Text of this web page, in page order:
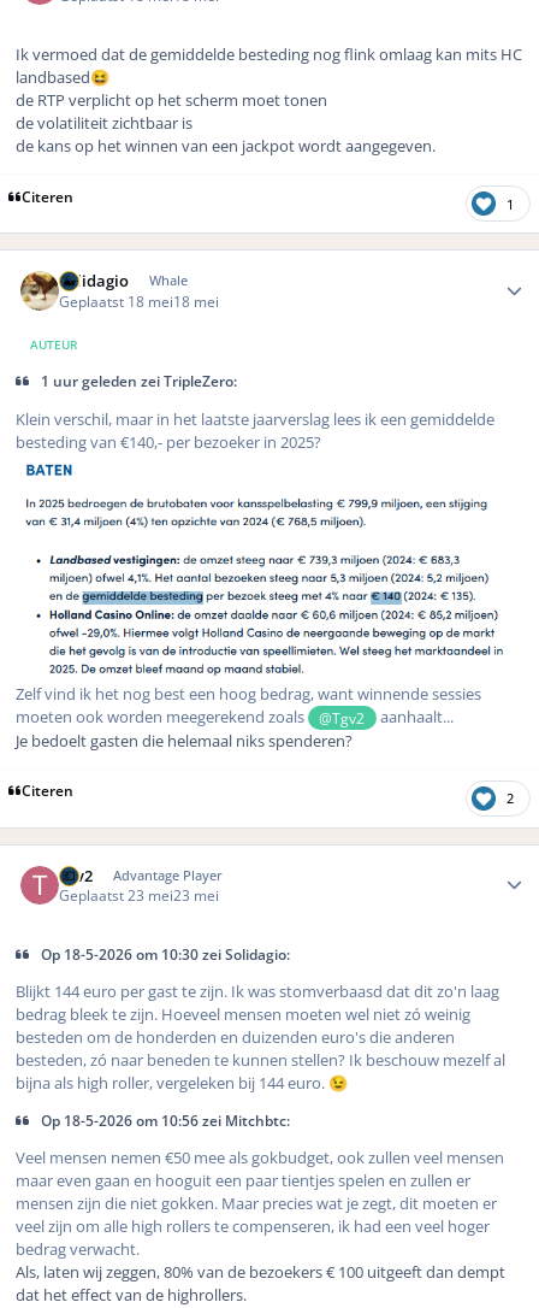
Ik vermoed dat de gemiddelde besteding nog flink omlaag kan mits HC
landbased😆
de RTP verplicht op het scherm moet tonen
de volatiliteit zichtbaar is
de kans op het winnen van een jackpot wordt aangegeven.
Citeren 1
Solidagio Whale
Geplaatst 18 mei18 mei
AUTEUR
1 uur geleden zei TripleZero:
Klein verschil, maar in het laatste jaarverslag lees ik een gemiddelde
besteding van €140,- per bezoeker in 2025?
Zelf vind ik het nog best een hoog bedrag, want winnende sessies
moeten ook worden meegerekend zoals
@Tgv2
aanhaalt...
Je bedoelt gasten die helemaal niks spenderen?
Citeren 2
Tgv2 Advantage Player
Geplaatst 23 mei23 mei
Op 18-5-2026 om 10:30 zei Solidagio:
Blijkt 144 euro per gast te zijn. Ik was stomverbaasd dat dit zo'n laag
bedrag bleek te zijn. Hoeveel mensen moeten wel niet zó weinig
besteden om de honderden en duizenden euro's die anderen
besteden, zó naar beneden te kunnen stellen? Ik beschouw mezelf al
bijna als high roller, vergeleken bij 144 euro. 😉
Op 18-5-2026 om 10:56 zei Mitchbtc:
Veel mensen nemen €50 mee als gokbudget, ook zullen veel mensen
maar even gaan en hooguit een paar tientjes spelen en zullen er
mensen zijn die niet gokken. Maar precies wat je zegt, dit moeten er
veel zijn om alle high rollers te compenseren, ik had een veel hoger
bedrag verwacht.
Als, laten wij zeggen, 80% van de bezoekers € 100 uitgeeft dan dempt
dat het effect van de highrollers.